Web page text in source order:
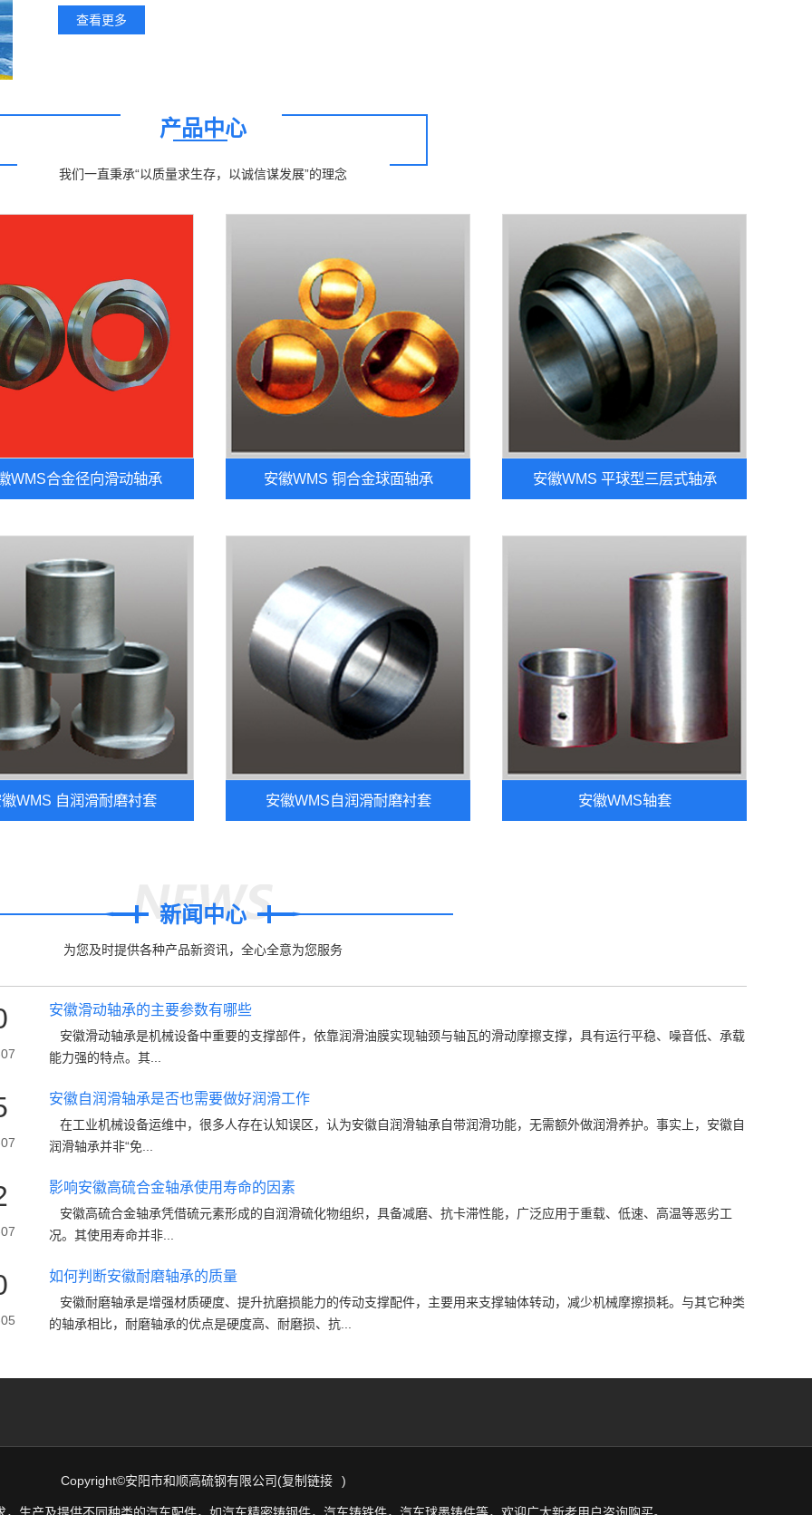
查看更多
产品中心
我们一直秉承“以质量求生存，以诚信谋发展”的理念
WMS合金径向滑动轴承 安徽WMS 铜合金球面轴承 安徽WMS 平球型三层式轴承
WMS 自润滑耐磨衬套 安徽WMS自润滑耐磨衬套 安徽WMS轴套
新闻中心
为您及时提供各种产品新资讯，全心全意为您服务
安徽滑动轴承的主要参数有哪些
安徽滑动轴承是机械设备中重要的支撑部件，依靠润滑油膜实现轴颈与轴瓦的滑动摩擦支撑，具有运行平稳、噪音低、承载
能力强的特点。其...
安徽自润滑轴承是否也需要做好润滑工作
在工业机械设备运维中，很多人存在认知误区，认为安徽自润滑轴承自带润滑功能，无需额外做润滑养护。事实上，安徽自
润滑轴承并非“免...
影响安徽高硫合金轴承使用寿命的因素
安徽高硫合金轴承凭借硫元素形成的自润滑硫化物组织，具备减磨、抗卡滞性能，广泛应用于重载、低速、高温等恶劣工
况。其使用寿命并非...
如何判断安徽耐磨轴承的质量
安徽耐磨轴承是增强材质硬度、提升抗磨损能力的传动支撑配件，主要用来支撑轴体转动，减少机械摩擦损耗。与其它种类
的轴承相比，耐磨轴承的优点是硬度高、耐磨损、抗...
Copyright©安阳市和顺高硫钢有限公司(复制链接 )